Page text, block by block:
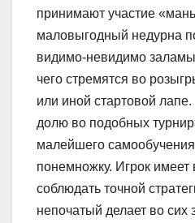
принимают участие
маловыгодный недурна
видимо-невидимо
чего стремятся во
или иной стартовой
долю во подобных
малейшего
понемножку. Игрок имеет
соблюдать точной
непочатый делает во сих